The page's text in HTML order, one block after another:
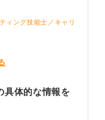
ィング技能士／キャリ
具体的な情報を